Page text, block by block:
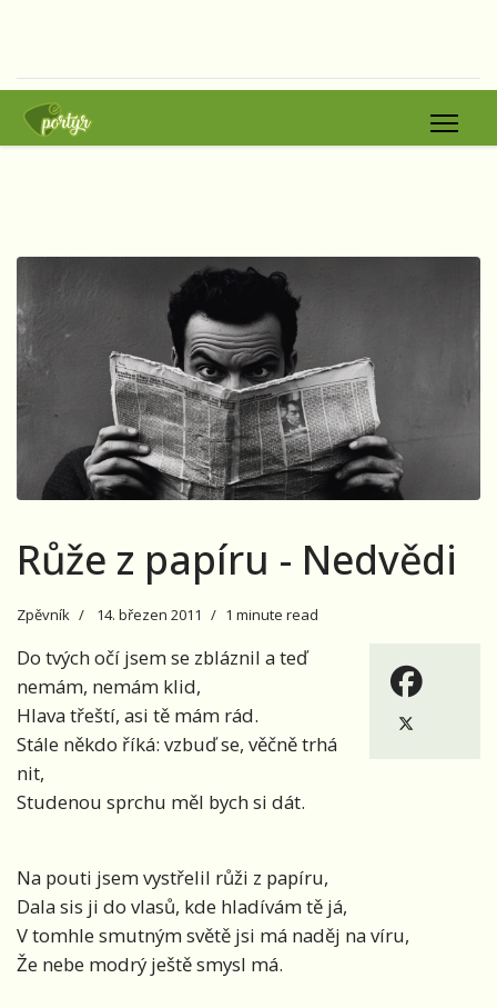
Růže z papíru - Nedvědi
Zpěvník 14. březen 2011 1 minute read
Do tvých očí jsem se zbláznil a teď
nemám, nemám klid,
Hlava třeští, asi tě mám rád.
Stále někdo říká: vzbuď se, věčně trhá
nit,
Studenou sprchu měl bych si dát.
Na pouti jsem vystřelil růži z papíru,
Dala sis ji do vlasů, kde hladívám tě já,
V tomhle smutným světě jsi má naděj na víru,
Že nebe modrý ještě smysl má.